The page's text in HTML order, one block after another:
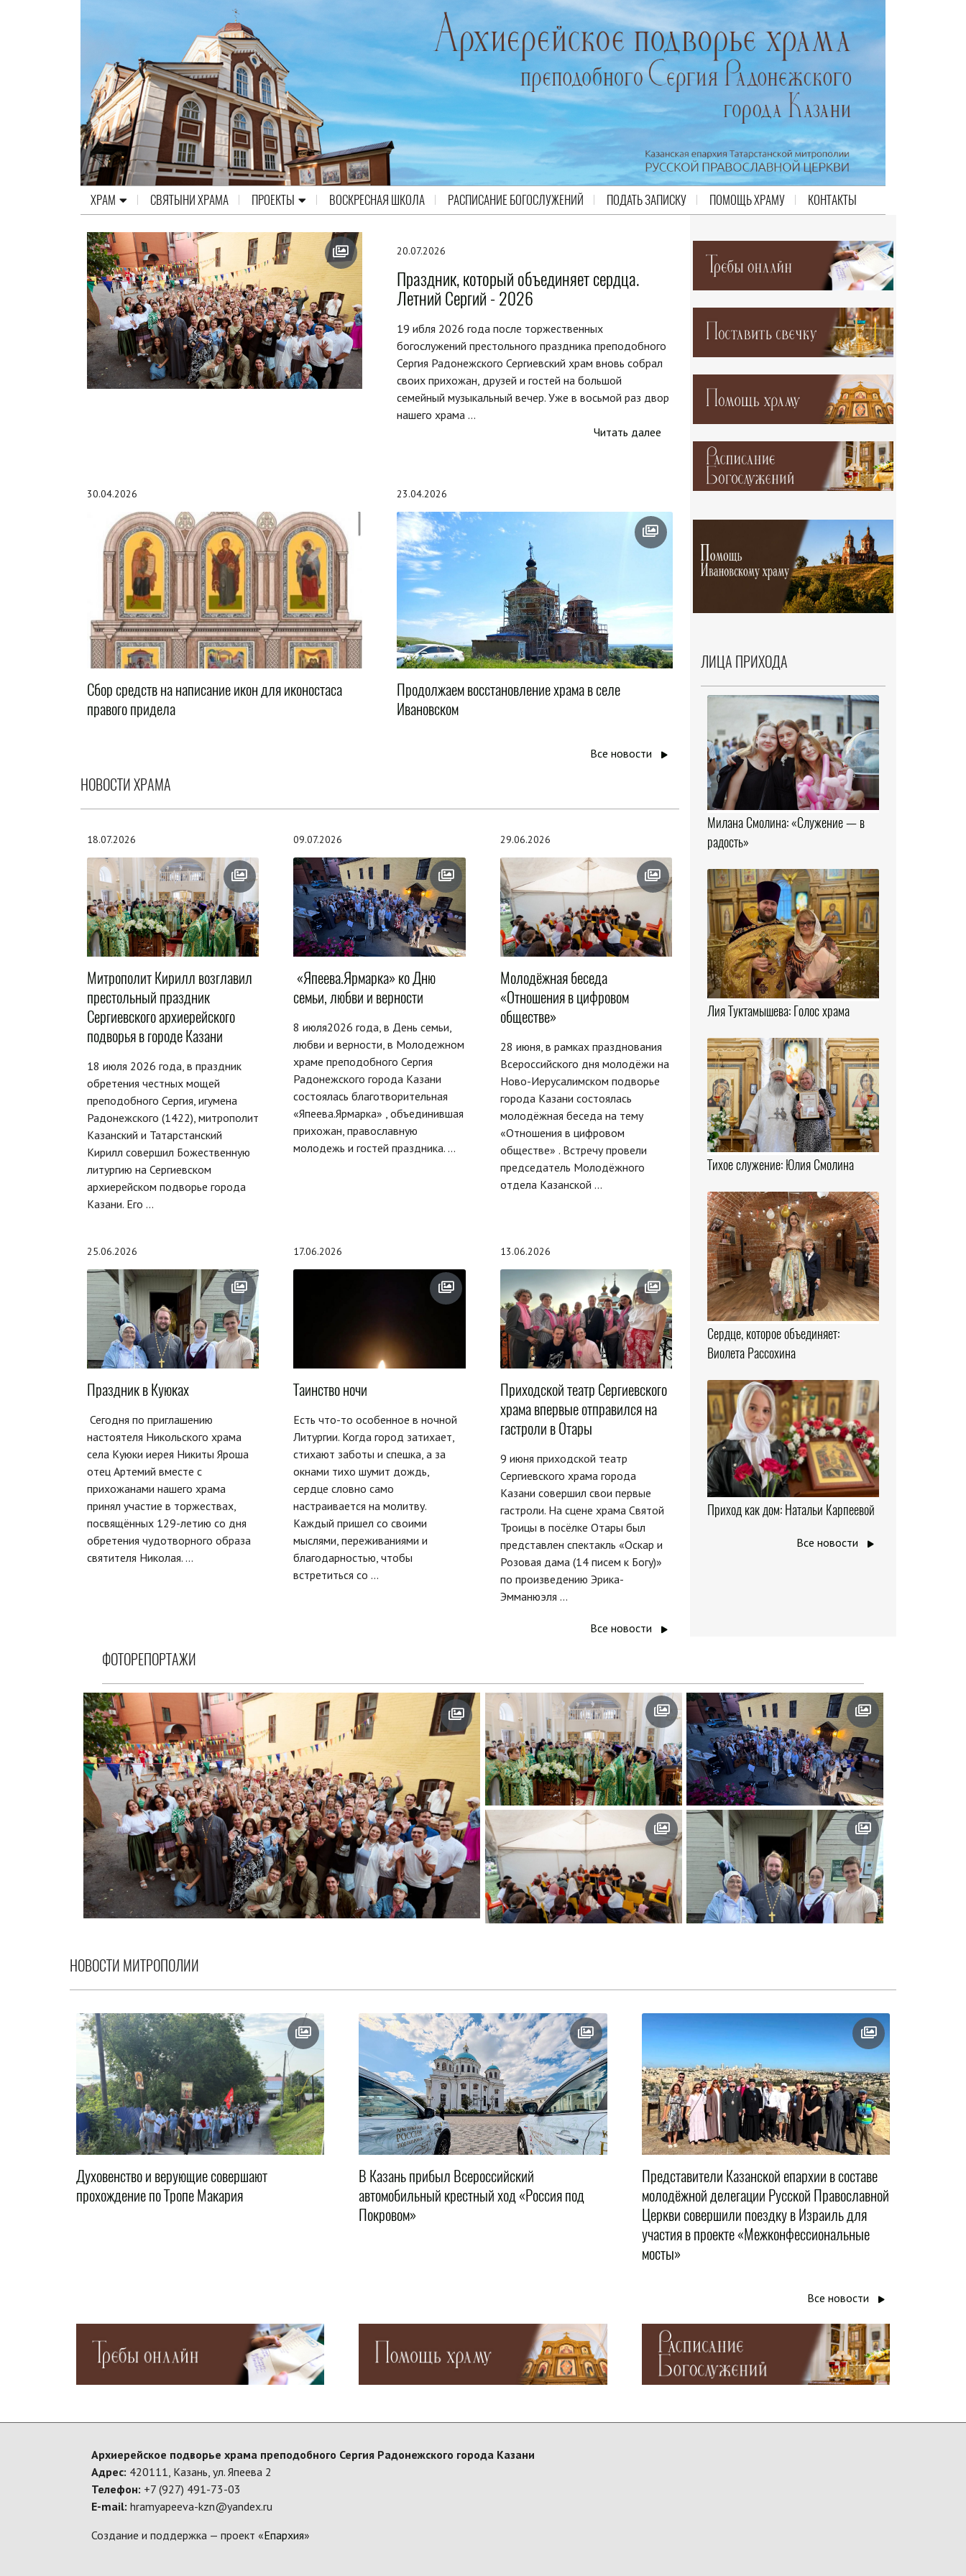
ХРАМ СВЯТЫНИ ХРАМА ПРОЕКТЫ ВОСКРЕСНАЯ ШКОЛА РАСПИСАНИЕ БОГОСЛУЖЕНИЙ ПОДАТЬ ЗАПИСКУ ПОМОЩЬ ХРАМУ КОНТАКТЫ
20.07.2026
Праздник, который объединяет сердца.
Летний Сергий - 2026
19 ибля 2026 года после торжественных
богослужений престольного праздника преподобного
Сергия Радонежского Сергиевский храм вновь собрал
своих прихожан, друзей и гостей на большой
семейный музыкальный вечер. Уже в восьмой раз двор
нашего храма ...
Читать далее
30.04.2026
Сбор средств на написание икон для иконостаса
правого придела
23.04.2026
Продолжаем восстановление храма в селе
Ивановском
Все новости
НОВОСТИ ХРАМА
18.07.2026
Митрополит Кирилл возглавил
престольный праздник
Сергиевского архиерейского
подворья в городе Казани
18 июля 2026 года, в праздник
обретения честных мощей
преподобного Сергия, игумена
Радонежского (1422), митрополит
Казанский и Татарстанский
Кирилл совершил Божественную
литургию на Сергиевском
архиерейском подворье города
Казани. Его ...
09.07.2026
«Япеева.Ярмарка» ко Дню
семьи, любви и верности
8 июля2026 года, в День семьи,
любви и верности, в Молодежном
храме преподобного Сергия
Радонежского города Казани
состоялась благотворительная
«Япеева.Ярмарка» , объединившая
прихожан, православную
молодежь и гостей праздника. ...
29.06.2026
Молодёжная беседа
«Отношения в цифровом
обществе»
28 июня, в рамках празднования
Всероссийского дня молодёжи на
Ново-Иерусалимском подворье
города Казани состоялась
молодёжная беседа на тему
«Отношения в цифровом
обществе» . Встречу провели
председатель Молодёжного
отдела Казанской ...
25.06.2026
Праздник в Куюках
Сегодня по приглашению
настоятеля Никольского храма
села Куюки иерея Никиты Яроша
отец Артемий вместе с
прихожанами нашего храма
принял участие в торжествах,
посвящённых 129-летию со дня
обретения чудотворного образа
святителя Николая. ...
17.06.2026
Таинство ночи
Есть что-то особенное в ночной
Литургии. Когда город затихает,
стихают заботы и спешка, а за
окнами тихо шумит дождь,
сердце словно само
настраивается на молитву.
Каждый пришел со своими
мыслями, переживаниями и
благодарностью, чтобы
встретиться со ...
13.06.2026
Приходской театр Сергиевского
храма впервые отправился на
гастроли в Отары
9 июня приходской театр
Сергиевского храма города
Казани совершил свои первые
гастроли. На сцене храма Святой
Троицы в посёлке Отары был
представлен спектакль «Оскар и
Розовая дама (14 писем к Богу)»
по произведению Эрика-
Эмманюэля ...
Все новости
ЛИЦА ПРИХОДА
Милана Смолина: «Служение — в
радость»
Лия Туктамышева: Голос храма
Тихое служение: Юлия Смолина
Сердце, которое объединяет:
Виолета Рассохина
Приход как дом: Натальи Карпеевой
Все новости
ФОТОРЕПОРТАЖИ
20.07.2026 Праздник, который объединяет сердца. Летний Сергий - 2026
18.07.2026
Митрополит Кирилл
возглавил престольный праздник
Сергиевского архиерейского подворья в
городе Казани
09.07.2026
«Япеева.Ярмарка» ко Дню
семьи, любви и верности
29.06.2026
Молодёжная беседа
«Отношения в цифровом обществе»
25.06.2026 Праздник в Куюках
НОВОСТИ МИТРОПОЛИИ
Духовенство и верующие совершают
прохождение по Тропе Макария
В Казань прибыл Всероссийский
автомобильный крестный ход «Россия под
Покровом»
Представители Казанской епархии в составе
молодёжной делегации Русской Православной
Церкви совершили поездку в Израиль для
участия в проекте «Межконфессиональные
мосты»
Все новости
Архиерейское подворье храма преподобного Сергия Радонежского города Казани
Адрес: 420111, Казань, ул. Япеева 2
Телефон: +7 (927) 491-73-03
E-mail: hramyapeeva-kzn@yandex.ru
Создание и поддержка — проект «Епархия»